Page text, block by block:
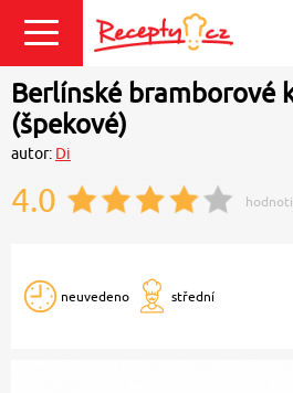
Přihlásit se
Berlínské bramborové
(špekové)
autor: Di
4.0
neuvedeno střední